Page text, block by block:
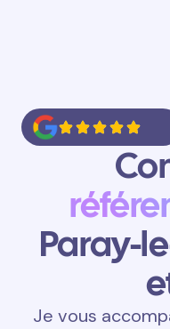
Paray-
Je vous